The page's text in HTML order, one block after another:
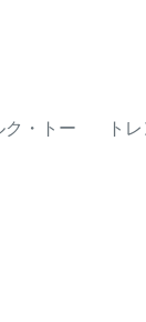
・トー
ト